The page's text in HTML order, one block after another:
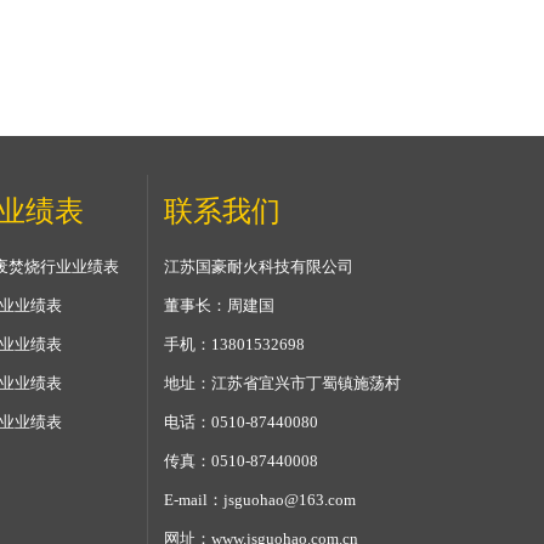
绩表
焚烧行业业绩表
业绩表
业绩表
业绩表
业绩表
联系我们
江苏国豪耐火科技有限公司
董事长：周建国
手机：13801532698
地址：江苏省宜兴市丁蜀镇施荡村
电话：0510-87440080
传真：0510-87440008
E-mail：jsguohao@163.com
网址：www.jsguohao.com.cn